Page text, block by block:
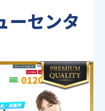
ーセンタ